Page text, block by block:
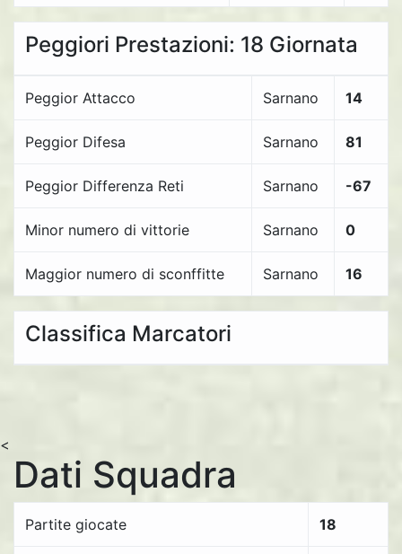
Peggiori Prestazioni: 18 Giornata
Peggior Attacco Sarnano 14
Peggior Difesa Sarnano 81
Peggior Differenza Reti Sarnano -67
Minor numero di vittorie Sarnano 0
Maggior numero di sconffitte Sarnano 16
Classifica Marcatori
<
Dati Squadra
Partite giocate 18